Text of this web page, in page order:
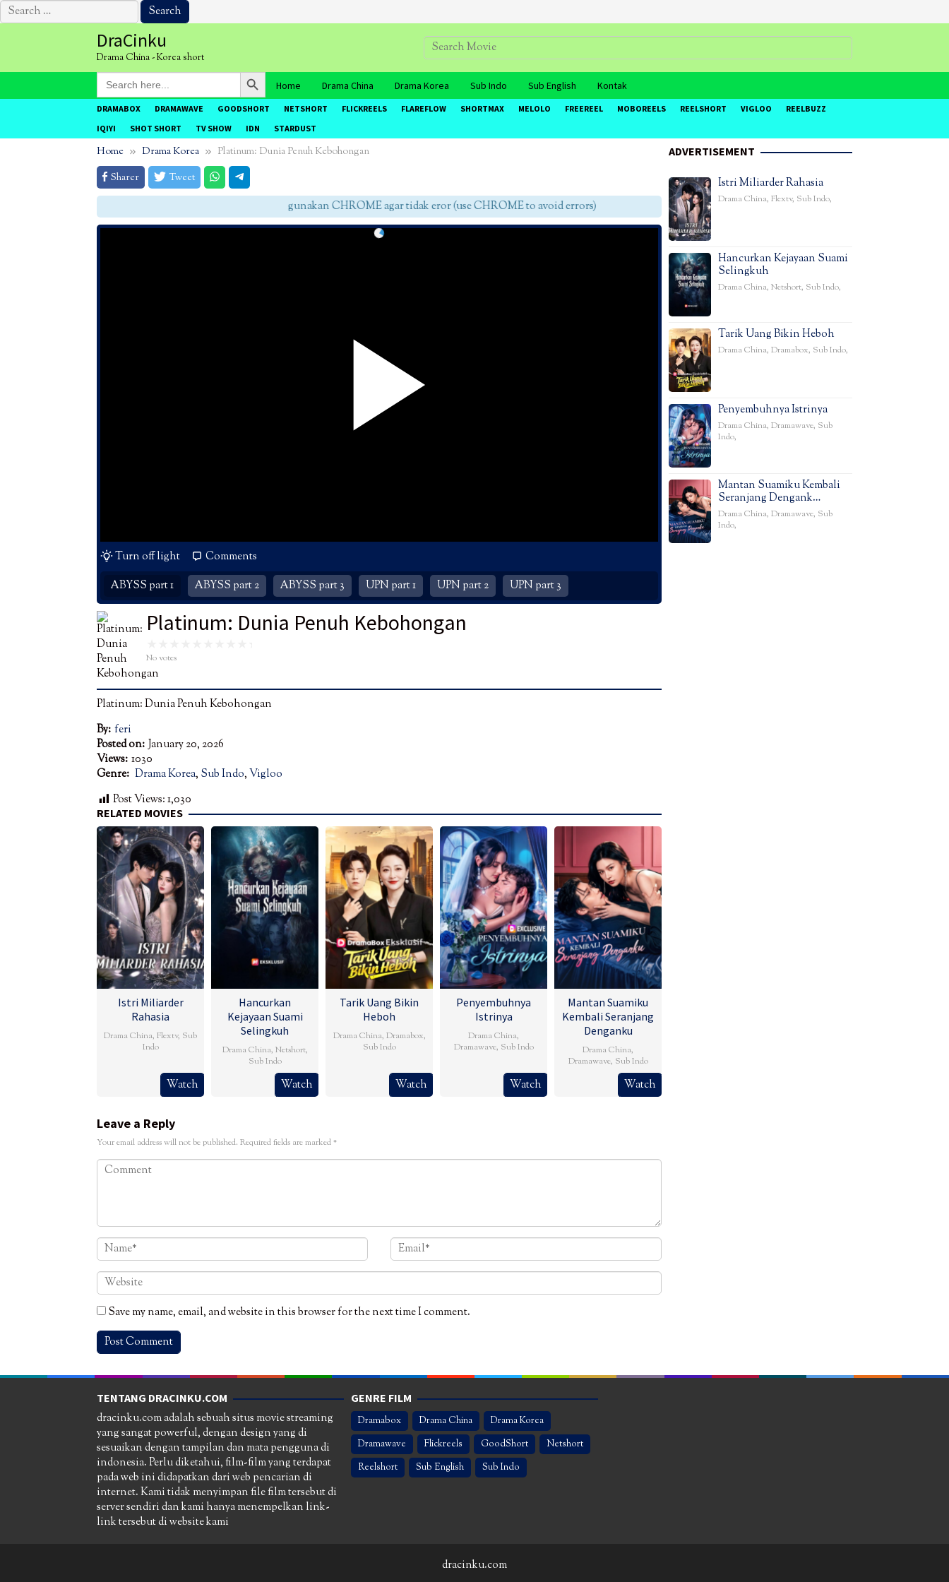
Search
for:
DraCinku
Drama China - Korea short
Search
for:
Search Button
Home Drama China Drama Korea Sub Indo Sub English Kontak
DRAMABOX DRAMAWAVE GOODSHORT NETSHORT FLICKREELS FLAREFLOW SHORTMAX MELOLO FREEREEL MOBOREELS REELSHORT VIGLOO
REELBUZZ
IQIYI
SHOT SHORT TV SHOW IDN STARDUST
Home Drama Korea
Platinum: Dunia Penuh Kebohongan
Sharer
Tweet
gunakan CHROME agar tidak eror (use CHROME to avoid errors)
Turn off light
Comments
ABYSS part 1
ABYSS part 2 ABYSS part 3 UPN part 1 UPN part 2 UPN part 3
Platinum: Dunia Penuh Kebohongan
No votes
Platinum: Dunia Penuh Kebohongan
By: feri
Posted on: January 20, 2026
Views: 1030
Genre: Drama Korea, Sub Indo, Vigloo
Post Views:1,030
RELATED MOVIES
Istri Miliarder
Rahasia
Drama China, Flextv, Sub
Indo
Watch
Hancurkan
Kejayaan Suami
Selingkuh
Drama China, Netshort,
Sub Indo
Watch
Tarik Uang Bikin
Heboh
Drama China, Dramabox,
Sub Indo
Watch
Penyembuhnya
Istrinya
Drama China,
Dramawave, Sub Indo
Watch
Mantan Suamiku
Kembali Seranjang
Denganku
Drama China,
Dramawave, Sub Indo
Watch
Leave a Reply
Your email address will not be published. Required fields are marked*
Save my name, email, and website in this browser for the next time I comment.
ADVERTISEMENT
Istri Miliarder Rahasia
Drama China, Flextv, Sub Indo,
Hancurkan Kejayaan Suami
Selingkuh
Drama China, Netshort, Sub Indo,
Tarik Uang Bikin Heboh
Drama China, Dramabox, Sub Indo,
Penyembuhnya Istrinya
Drama China, Dramawave, Sub
Indo,
Mantan Suamiku Kembali
Seranjang Dengank…
Drama China, Dramawave, Sub
Indo,
TENTANG DRACINKU.COM
dracinku.com adalah sebuah situs movie streaming
yang sangat powerful, dengan design yang di
sesuaikan dengan tampilan dan mata pengguna di
indonesia. Perlu diketahui, film-film yang terdapat
pada web ini didapatkan dari web pencarian di
internet. Kami tidak menyimpan file film tersebut di
server sendiri dan kami hanya menempelkan link-
link tersebut di website kami
GENRE FILM
Dramabox Drama China
Drama Korea
Dramawave
Flickreels GoodShort
Netshort
Reelshort
Sub English Sub Indo
dracinku.com